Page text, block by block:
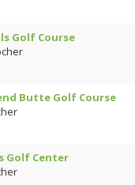
Golf Course
Butte Golf Course
Golf Center